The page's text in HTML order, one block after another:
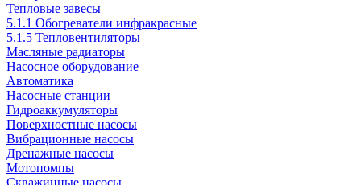
Тепловые завесы
5.1.1 Обогреватели инфракрасные
5.1.5 Тепловентиляторы
Масляные радиаторы
Насосное оборудование
Автоматика
Насосные станции
Гидроаккумуляторы
Поверхностные насосы
Вибрационные насосы
Дренажные насосы
Мотопомпы
Скважинные насосы